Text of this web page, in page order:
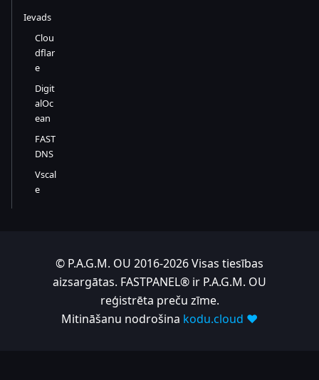
Ievads
Clou
dflar
e
Digit
alOc
ean
FAST
DNS
Vscal
e
© P.A.G.M. OU 2016-2026 Visas tiesības
aizsargātas. FASTPANEL® ir P.A.G.M. OU
reģistrēta preču zīme.
Mitināšanu nodrošina kodu.cloud ❤️